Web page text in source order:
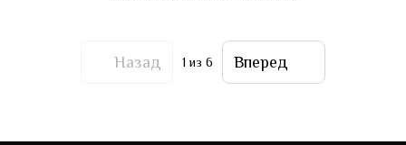
Назад 1 из 6 Вперед